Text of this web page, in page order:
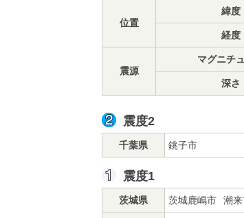
位置
緯度
経度
震源
マグニチ
深さ
震度2
千葉県 銚子市
震度1
茨城県 茨城鹿嶋市 潮